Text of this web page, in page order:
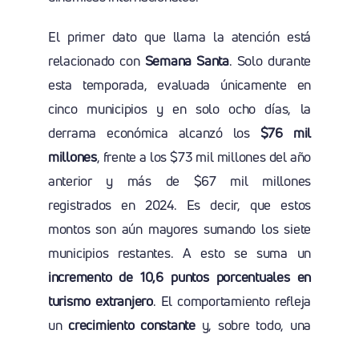
El primer dato que llama la atención está
relacionado con Semana Santa. Solo durante
esta temporada, evaluada únicamente en
cinco municipios y en solo ocho días, la
derrama económica alcanzó los $76 mil
millones, frente a los $73 mil millones del año
anterior y más de $67 mil millones
registrados en 2024. Es decir, que estos
montos son aún mayores sumando los siete
municipios restantes. A esto se suma un
incremento de 10,6 puntos porcentuales en
turismo extranjero. El comportamiento refleja
uncrecimiento constantey, sobre todo, una